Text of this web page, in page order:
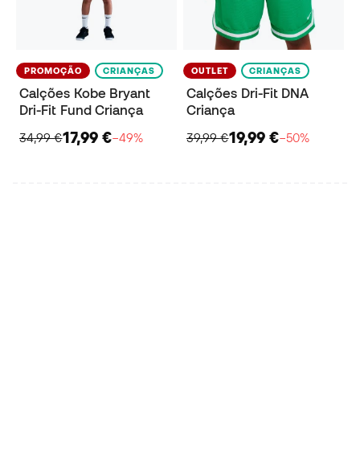
PROMOÇÃO CRIANÇAS
Calções Kobe Bryant
Dri-Fit Fund Criança
34,99 €17,99 €−49%
OUTLET CRIANÇAS
Calções Dri-Fit DNA
Criança
39,99 €19,99 €−50%